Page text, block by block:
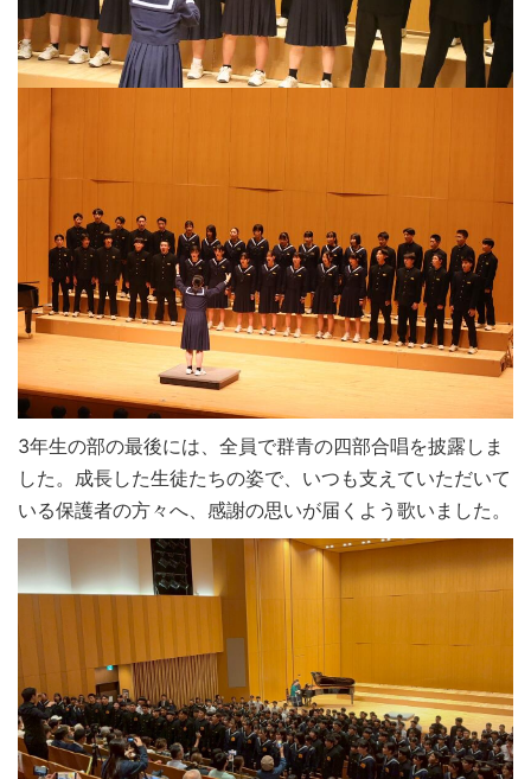
3年生の部の最後には、全員で群青の四部合唱を披露しま
した。成長した生徒たちの姿で、いつも支えていただいて
いる保護者の方々へ、感謝の思いが届くよう歌いました。